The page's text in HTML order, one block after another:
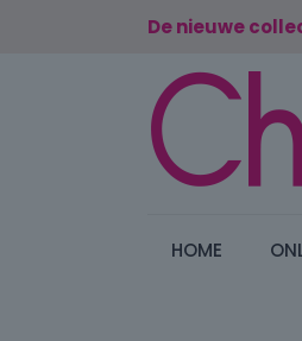
De nieuwe
HOME